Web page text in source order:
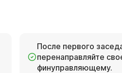
После первого
перенаправляйте
финуправляющему.